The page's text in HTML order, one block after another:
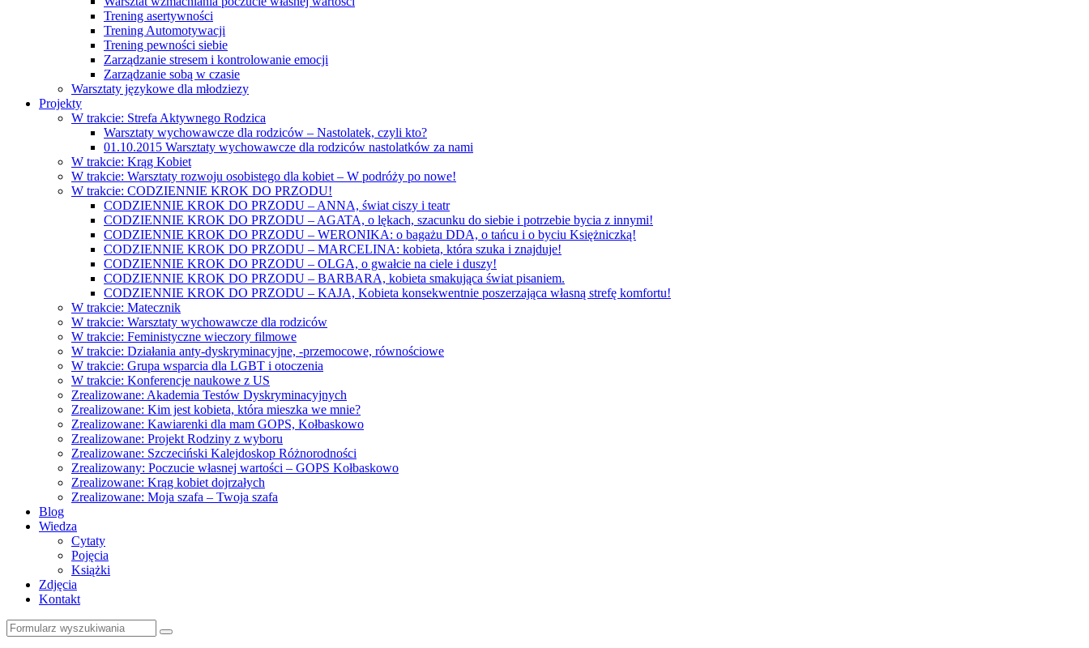
Trening asertywności
Trening Automotywacji
Trening pewności siebie
Zarządzanie stresem i kontrolowanie emocji
Zarządzanie sobą w czasie
Warsztaty językowe dla młodziezy
Projekty
W trakcie: Strefa Aktywnego Rodzica
Warsztaty wychowawcze dla rodziców – Nastolatek, czyli kto?
01.10.2015 Warsztaty wychowawcze dla rodziców nastolatków za nami
W trakcie: Krąg Kobiet
W trakcie: Warsztaty rozwoju osobistego dla kobiet – W podróży po nowe!
W trakcie: CODZIENNIE KROK DO PRZODU!
CODZIENNIE KROK DO PRZODU – ANNA, świat ciszy i teatr
CODZIENNIE KROK DO PRZODU – AGATA, o lękach, szacunku do siebie i potrzebie bycia z innymi!
CODZIENNIE KROK DO PRZODU – WERONIKA: o bagażu DDA, o tańcu i o byciu Księżniczką!
CODZIENNIE KROK DO PRZODU – MARCELINA: kobieta, która szuka i znajduje!
CODZIENNIE KROK DO PRZODU – OLGA, o gwałcie na ciele i duszy!
CODZIENNIE KROK DO PRZODU – BARBARA, kobieta smakująca świat pisaniem.
CODZIENNIE KROK DO PRZODU – KAJA, Kobieta konsekwentnie poszerzająca własną strefę komfortu!
W trakcie: Matecznik
W trakcie: Warsztaty wychowawcze dla rodziców
W trakcie: Feministyczne wieczory filmowe
W trakcie: Działania anty-dyskryminacyjne, -przemocowe, równościowe
W trakcie: Grupa wsparcia dla LGBT i otoczenia
W trakcie: Konferencje naukowe z US
Zrealizowane: Akademia Testów Dyskryminacyjnych
Zrealizowane: Kim jest kobieta, która mieszka we mnie?
Zrealizowane: Kawiarenki dla mam GOPS, Kołbaskowo
Zrealizowane: Projekt Rodziny z wyboru
Zrealizowane: Szczeciński Kalejdoskop Różnorodności
Zrealizowany: Poczucie własnej wartości – GOPS Kołbaskowo
Zrealizowane: Krąg kobiet dojrzałych
Zrealizowane: Moja szafa – Twoja szafa
Blog
Wiedza
Cytaty
Pojęcia
Książki
Zdjęcia
Kontakt
Szukaj